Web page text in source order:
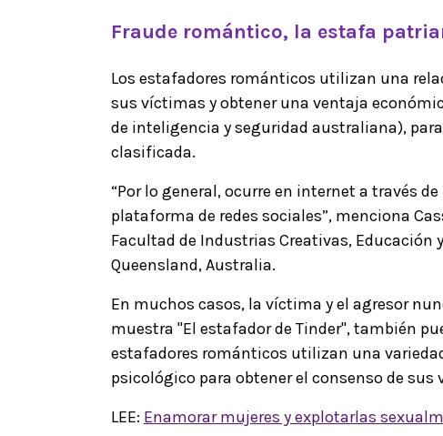
Fraude romántico, la estafa
Los estafadores románticos utilizan una
sus víctimas y obtener una ventaja
de inteligencia y seguridad australiana),
clasificada.
“Por lo general, ocurre en internet a través
plataforma de redes sociales”, menciona
Facultad de Industrias Creativas, Educación
Queensland, Australia.
En muchos casos, la víctima y el agresor
muestra "El estafador de Tinder", también
estafadores románticos utilizan una
psicológico para obtener el consenso de sus
LEE: Enamorar mujeres y explotarlas